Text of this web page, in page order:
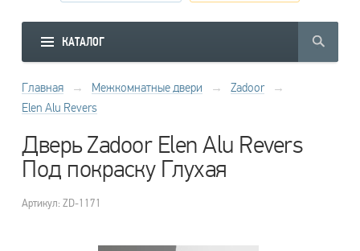
КАТАЛОГ
Главная → Межкомнатные двери → Zadoor
→
Elen Alu Revers
Дверь Zadoor Elen Alu Revers
Под покраску Глухая
Артикул: ZD-1171